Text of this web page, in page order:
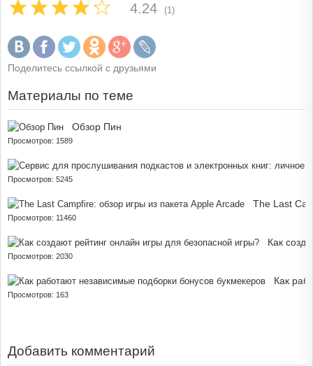
4.24 (1)
Поделитесь ссылкой с друзьями
Материалы по теме
Обзор Пин
Просмотров: 1589
Просмотров: 5245
The Last
Просмотров: 11460
Как
Просмотров: 2030
Как
Просмотров: 163
Добавить комментарий